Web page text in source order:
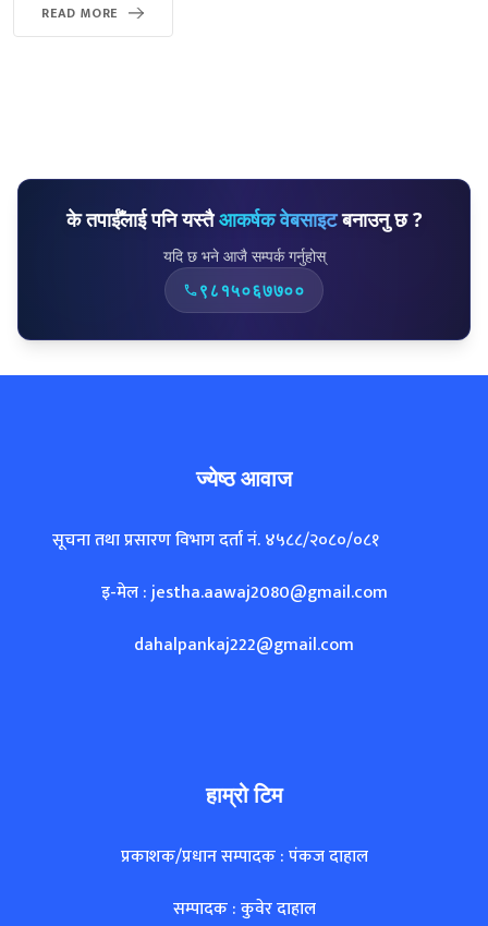
READ MORE
ज्येष्ठ आवाज
सूचना तथा प्रसारण विभाग दर्ता नं. ४५८८/२०८०/०८१
इ-मेल : jestha.aawaj2080@gmail.com
dahalpankaj222@gmail.com
हाम्रो टिम
प्रकाशक/प्रधान सम्पादक : पंकज दाहाल
सम्पादक : कुवेर दाहाल